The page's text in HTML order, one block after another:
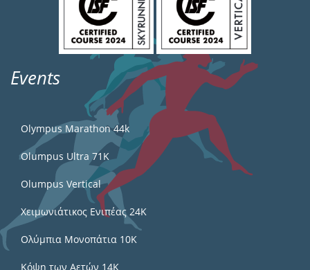
Events
Olympus Marathon 44k
Olumpus Ultra 71K
Olumpus Vertical
Χειμωνιάτικος Ενιπέας 24Κ
Ολύμπια Μονοπάτια 10Κ
Κόψη των Αετών 14Κ